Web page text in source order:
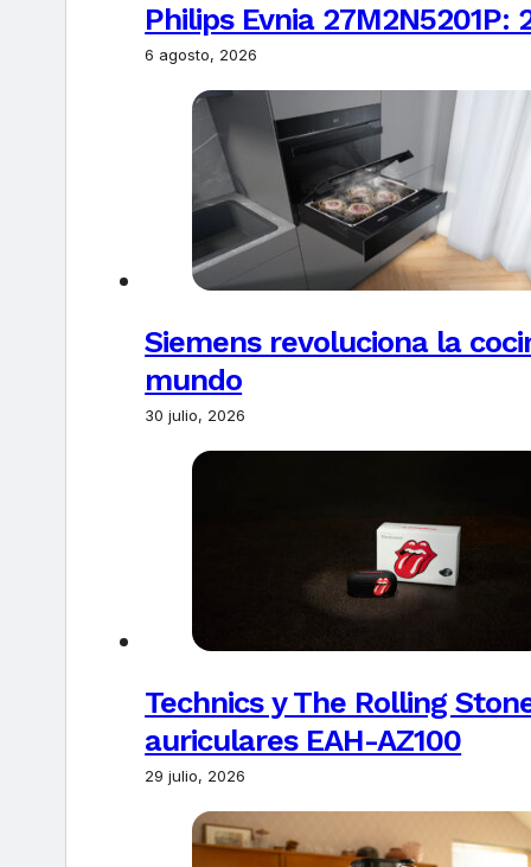
Philips Evnia
6 agosto, 2026
Siemens revoluciona la
mundo
30 julio, 2026
Technics y The Rolling
auriculares EAH-AZ100
29 julio, 2026